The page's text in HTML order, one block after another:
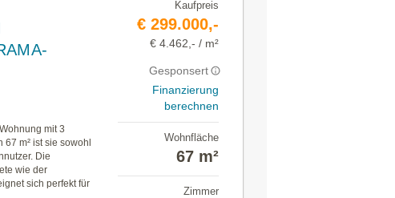
mit 3
m² ist sie sowohl
Die
wie der
sich perfekt für
Kaufpreis
€ 299.000,-
€ 4.462,- / m²
Gesponsert
Finanzierung
berechnen
Wohnfläche
67 m²
Zimmer